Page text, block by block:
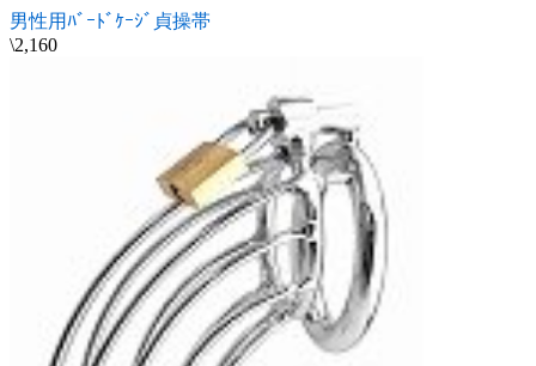
男性用ﾊﾞｰﾄﾞｹｰｼﾞ貞操帯
\2,160